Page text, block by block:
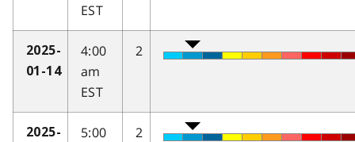
EST
2025-
01-14
4:00
am
EST
2
2025-
5:00
2